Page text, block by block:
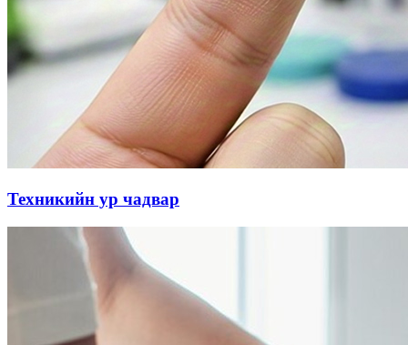
Техникийн ур чадвар